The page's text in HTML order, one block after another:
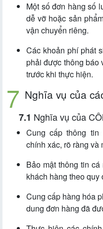
Một số đơn hàng số
dễ vỡ hoặc sản
vận chuyển riêng.
Các khoản phí phát
phải được thông báo
trước khi thực hiện.
Nghĩa vụ của
Nghĩa vụ của
Cung cấp thông
chính xác, rõ ràng và
Bảo mật thông tin
khách hàng theo quy
Cung cấp hàng hóa
dung đơn hàng đã